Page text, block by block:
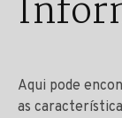
Aqui pode
as